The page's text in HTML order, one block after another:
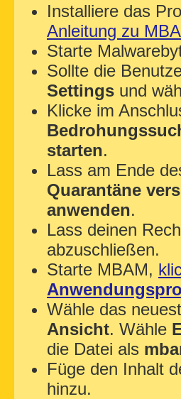
Installiere das
Anleitung zu
Starte
Sollte die
Settings und
Klicke im
starten.
Lass am Ende
Quarantäne
anwenden.
Lass deinen
abzuschließen.
Starte MBAM,
Wähle das
Ansicht. Wähle
die Datei als
Füge den Inhalt
hinzu.